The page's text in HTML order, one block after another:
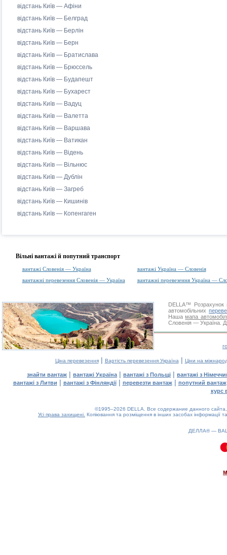
відстань Київ — Афіни
відстань Київ — Белград
відстань Київ — Берлін
відстань Київ — Берн
відстань Київ — Братислава
відстань Київ — Брюссель
відстань Київ — Будапешт
відстань Київ — Бухарест
відстань Київ — Вадуц
відстань Київ — Валетта
відстань Київ — Варшава
відстань Київ — Ватикан
відстань Київ — Відень
відстань Київ — Вільнюс
відстань Київ — Дублін
відстань Київ — Загреб
відстань Київ — Кишинів
відстань Київ — Копенгаген
Вільні вантажі й попутний транспорт
вантажі Словенія — Україна
вантажі Україна — Словенія
вантажні перевезення Словенія — Україна
вантажні перевезення Україна —
DELLA™
Розрахунок
автомобільних
Нашамапа
Словенія — Україна.
Ціна перевезення| Вартість перевезення Україна | Ціни на
знайти вантаж | вантажі Україна | вантажі з Польщі | вантажі з
вантажі з Литви | вантажі з Фінляндії| перевезти вантаж| попутний вантаж
курс
©1995–2026 DELLA. Все содержание данного
Усі права захищені. Копіювання та розміщення в інших засобах інформації
ДЕЛЛА® —